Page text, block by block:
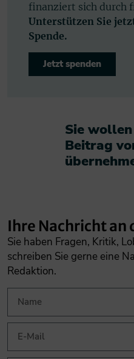
finanziert sich durch
Unterstützen Sie
Spende.
Jetzt spenden
Sie
Beitrag
Ihre Nachricht an
Sie haben Fragen, Kritik,
schreiben Sie gerne eine
Redaktion.